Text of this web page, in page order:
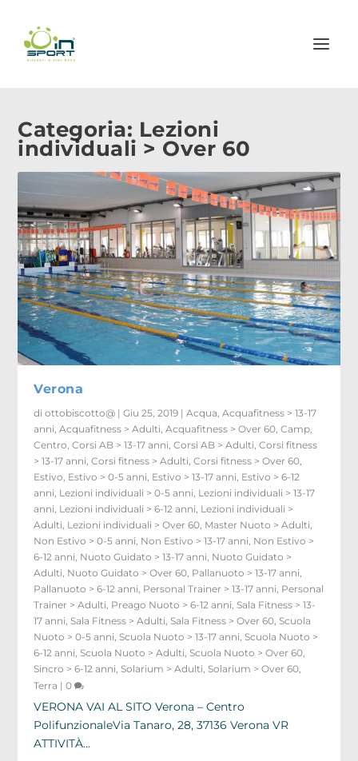
Categoria: Lezioni
individuali > Over 60
Verona
diottobiscotto@ |Giu 25, 2019 |Acqua ,Acquafitness > 13-17
anni ,Acquafitness > Adulti ,Acquafitness > Over 60 ,Camp
Centro ,Corsi AB > 13-17 anni ,Corsi AB > Adulti ,Corsi fitness
> 13-17 anni ,Corsi fitness > Adulti ,Corsi fitness > Over 60
Estivo Estivo > 0-5 anni Estivo > 13-17 anni Estivo > 6-12
anni Lezioni individuali > 0-5 anni Lezioni individuali > 13-17
anni Lezioni individuali > 6-12 anni Lezioni individuali >
Adulti Lezioni individuali > Over 60 Master Nuoto > Adulti
Non Estivo > 0-5 anni Non Estivo > 13-17 anni Non Estivo >
6-12 anni Nuoto Guidato > 13-17 anni Nuoto Guidato >
Adulti Nuoto Guidato > Over 60 Pallanuoto > 13-17 anni
Pallanuoto > 6-12 anni Personal Trainer > 13-17 anni Personal
Trainer > Adulti Preago Nuoto > 6-12 anni ,Sala Fitness > 13-
17 anni ,Sala Fitness > Adulti ,Sala Fitness > Over 60 ,Scuola
Nuoto > 0-5 anni ,Scuola Nuoto > 13-17 anni ,Scuola Nuoto >
6-12 anni ,Scuola Nuoto > Adulti ,Scuola Nuoto > Over 60
Sincro > 6-12 anni ,Solarium > Adulti ,Solarium > Over 60
Terra |0
VERONA VAI AL SITO Verona – Centro
PolifunzionaleVia Tanaro, 28, 37136 Verona VR
ATTIVITÀ...